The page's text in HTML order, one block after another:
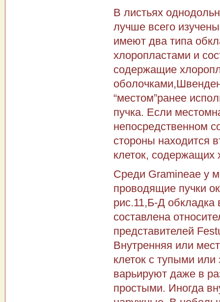
В листьях
лучше всего
имеют два типа
хлоропластами и
содержащие
“местом”ранее
пучка. Если
непосредственном
стороны находится
клеток, содержащих
Среди Gramineae у
проводящие пучки
рис.11,Б-Д обкладка
составлена
представителей
Внутренняя или
клеток с тупыми
варьируют даже в
простыми. Иногда